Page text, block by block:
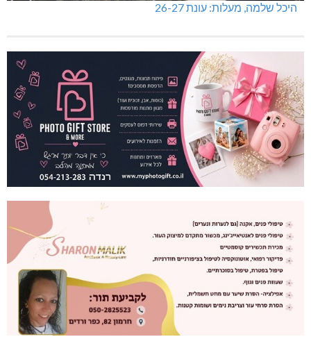
היכל שלמה, מעלות: עונת 26-27